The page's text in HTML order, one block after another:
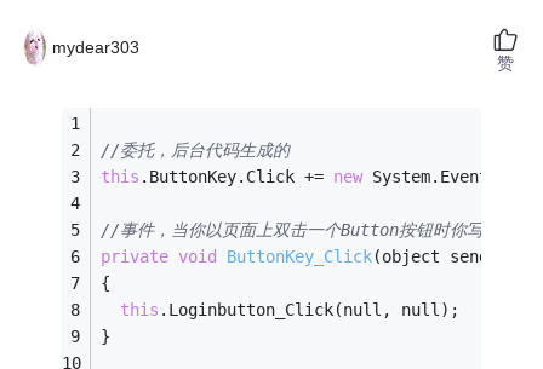
mydear303
//委托，后台代码生成的
this .ButtonKey.Click += new
//事件，当你以页面上双击一个Button按钮时你写逻辑代
private void ButtonKey_Click(object sender,
{
this .Loginbutton_Click(null, null);
}
赞